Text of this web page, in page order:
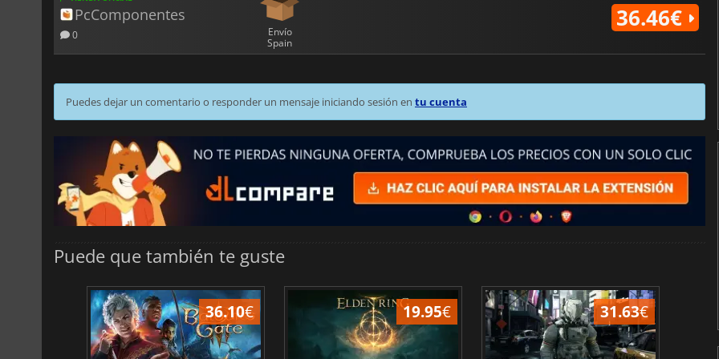
PcComponentes
0
Envío
Spain
36.46€
Puedes dejar un comentario o responder un mensaje iniciando sesión en tu cuenta
Puede que también te guste
36.10€ 19.95€ 31.63€